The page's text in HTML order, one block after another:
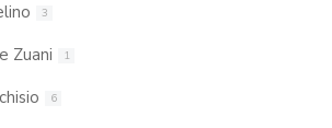
3
Zuani 1
6